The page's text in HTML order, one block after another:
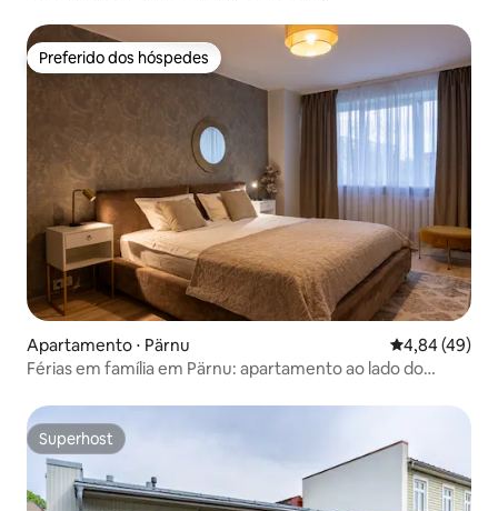
Preferido dos hóspedes
Preferido dos hóspedes
Apartamento ⋅ Pärnu 4,84 de uma
4,84 (49)
Férias em família em Pärnu: apartamento ao lado do
Superhost
Superhost